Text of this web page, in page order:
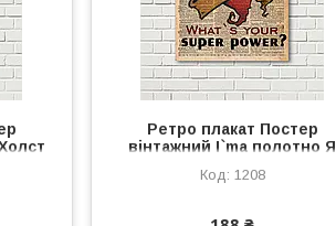
Ретро плакат Постер
вінтажний I`ma полотно Я
плакат Велике червоне
1208